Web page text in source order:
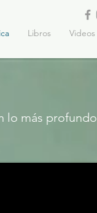
Libros Videos
lo más profundo